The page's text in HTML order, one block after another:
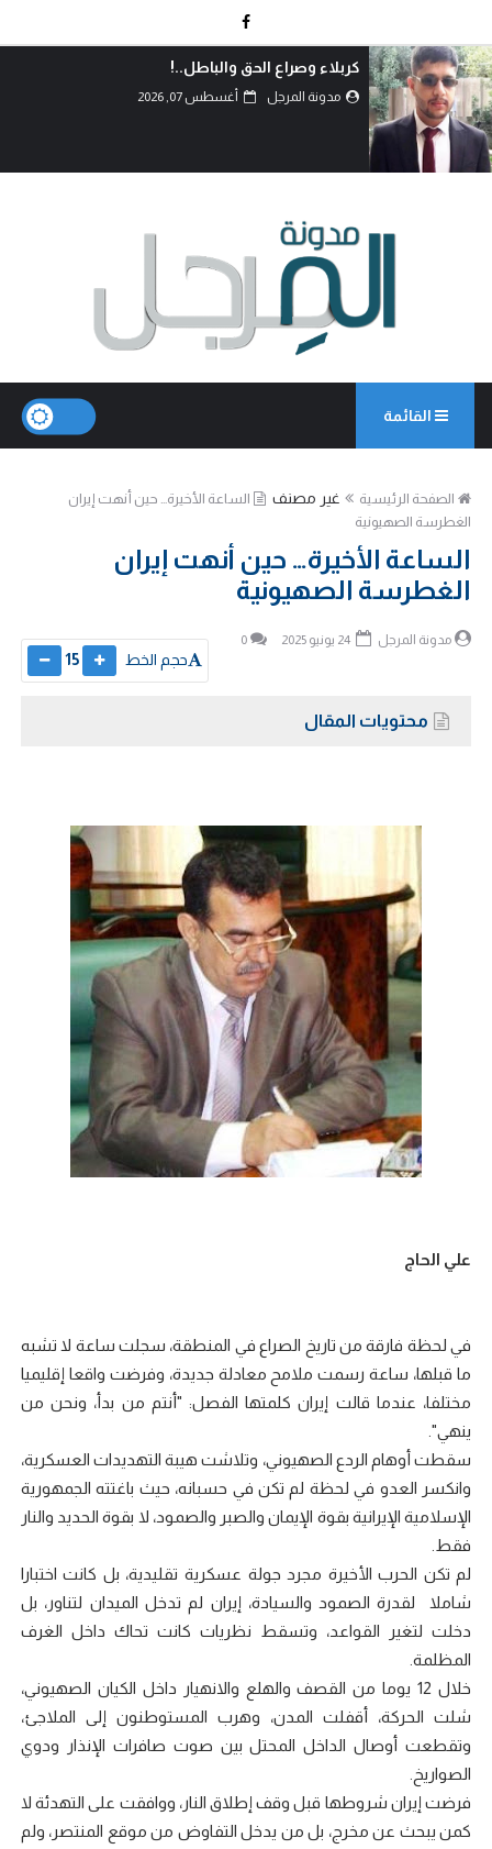
دماءُ أبنائنا ليست رخيصة..!
مدونة المرجل أغسطس 07, 2026
القائمة
الصفحة الرئيسية غير مصنف
‏الساعة الأخيرة… حين أنهت إيران
الغطرسة الصهيونية
‏الساعة الأخيرة… حين أنهت إيران
الغطرسة الصهيونية
مدونة المرجل 0
حجم الخط 15
محتويات المقال
‏علي الحاج
‏في لحظة فارقة من تاريخ الصراع في المنطقة، سجلت ساعة لا تشبه
ما قبلها، ساعة رسمت ملامح معادلة جديدة، وفرضت واقعا إقليميا
مختلفا، عندما قالت إيران كلمتها الفصل: "أنتم من بدأ، ونحن من
ينهي".
‏سقطت أوهام الردع الصهيوني، وتلاشت هيبة التهديدات العسكرية،
وانكسر العدو في لحظة لم تكن في حسبانه، حيث باغتته الجمهورية
الإسلامية الإيرانية بقوة الإيمان والصبر والصمود، لا بقوة الحديد والنار
فقط.
‏لم تكن الحرب الأخيرة مجرد جولة عسكرية تقليدية، بل كانت اختبارا
شاملا لقدرة الصمود والسيادة، إيران لم تدخل الميدان لتناور، بل
دخلت لتغير القواعد، وتسقط نظريات كانت تحاك داخل الغرف
المظلمة.
‏خلال 12 يوما من القصف والهلع والانهيار داخل الكيان الصهيوني،
شلت الحركة، أقفلت المدن، وهرب المستوطنون إلى الملاجئ،
وتقطعت أوصال الداخل المحتل بين صوت صافرات الإنذار ودوي
الصواريخ.
‏فرضت إيران شروطها قبل وقف إطلاق النار، ووافقت على التهدئة لا
كمن يبحث عن مخرج، بل من يدخل التفاوض من موقع المنتصر، ولم